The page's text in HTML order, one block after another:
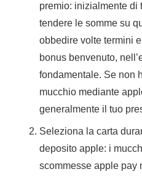
premio: inizialmente di
tendere le somme su
obbedire volte termini
bonus benvenuto,
fondamentale. Se non
mucchio mediante
generalmente il tuo
Seleziona la carta
deposito apple: i
scommesse apple pay